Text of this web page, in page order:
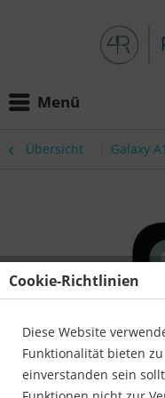
Menü
Übersicht Galaxy
Cookie-Richtlinien
Diese Website
Funktionalität bieten
einverstanden sein